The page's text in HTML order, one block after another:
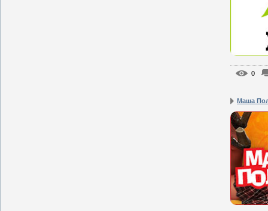
0
Маша